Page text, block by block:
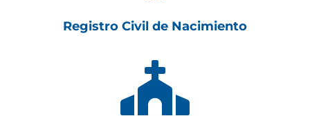
Registro Civil de Nacimiento
